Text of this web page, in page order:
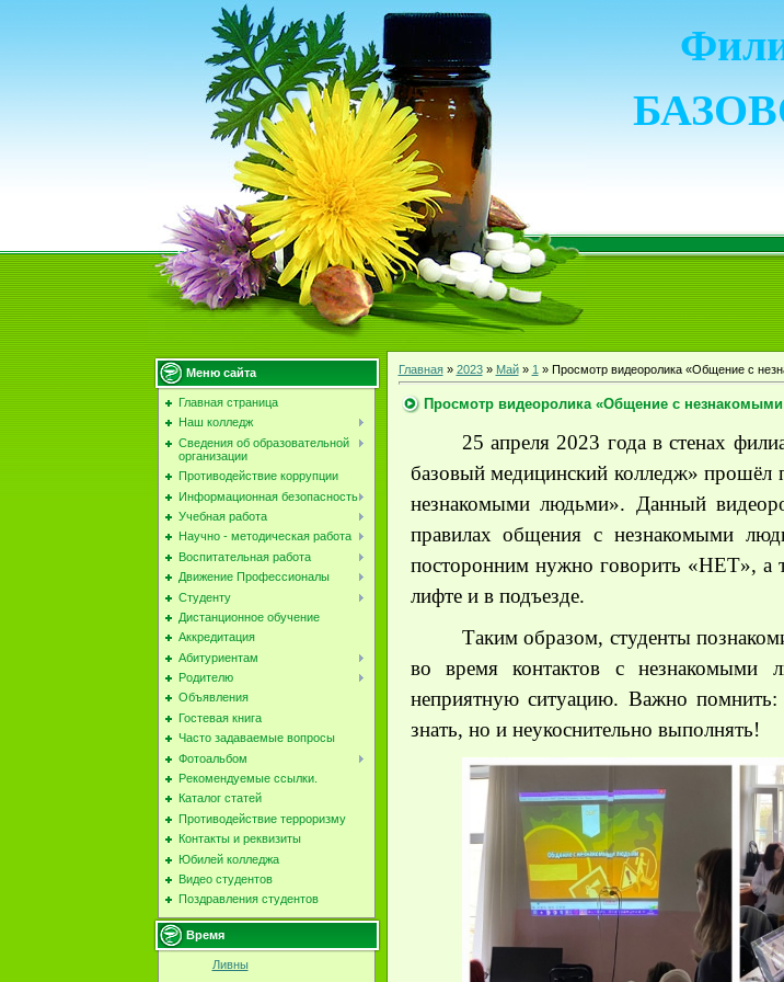
Меню сайта
Главная страница
Наш колледж
Сведения об образовательной
организации
Противодействие коррупции
Информационная безопасность
Учебная работа
Научно - методическая работа
Воспитательная работа
Движение Профессионалы
Студенту
Дистанционное обучение
Аккредитация
Абитуриентам
Родителю
Объявления
Гостевая книга
Часто задаваемые вопросы
Фотоальбом
Рекомендуемые ссылки.
Каталог статей
Противодействие терроризму
Контакты и реквизиты
Юбилей колледжа
Видео студентов
Поздравления студентов
Время
Ливны
Главная» 2023 » Май » 1 » Просмотр видеоролика «Общение с
Просмотр видеоролика «Общение с
25 апреля 2023 года в стенах
базовый медицинский колледж» прошёл
незнакомыми людьми». Данный
правилах общения с незнакомыми
посторонним нужно говорить «НЕТ», а
лифте и в подъезде.
Таким образом, студенты
во время контактов с незнакомыми
неприятную ситуацию. Важно
знать, но и неукоснительно выполнять!